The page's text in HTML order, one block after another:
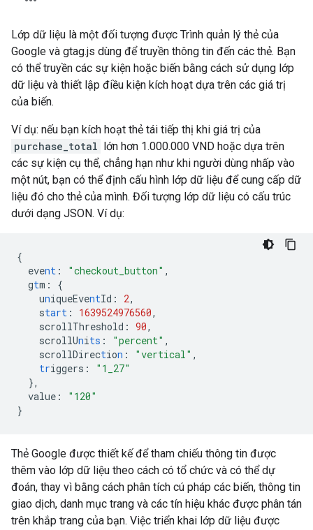
Lớp dữ liệu là một đối tượng được Trình quản lý thẻ của
Google và gtag.js dùng để truyền thông tin đến các thẻ. Bạn
có thể truyền các sự kiện hoặc biến bằng cách sử dụng lớp
dữ liệu và thiết lập điều kiện kích hoạt dựa trên các giá trị
của biến.
Ví dụ: nếu bạn kích hoạt thẻ tái tiếp thị khi giá trị của
purchase_total lớn hơn 1.000.000 VND hoặc dựa trên
các sự kiện cụ thể, chẳng hạn như khi người dùng nhấp vào
một nút, bạn có thể định cấu hình lớp dữ liệu để cung cấp dữ
liệu đó cho thẻ của mình. Đối tượng lớp dữ liệu có cấu trúc
dưới dạng JSON. Ví dụ:
{
event : "checkout_button" ,
gtm :
{
uniqueEventId : 2,
start : 1639524976560,
scrollThreshold : 90,
scrollUnits : "percent" ,
scrollDirection : "vertical" ,
triggers :
"1_27"
},
value :
"120"
}
Thẻ Google được thiết kế để tham chiếu thông tin được
thêm vào lớp dữ liệu theo cách có tổ chức và có thể dự
đoán, thay vì bằng cách phân tích cú pháp các biến, thông tin
giao dịch, danh mục trang và các tín hiệu khác được phân tán
trên khắp trang của bạn. Việc triển khai lớp dữ liệu được